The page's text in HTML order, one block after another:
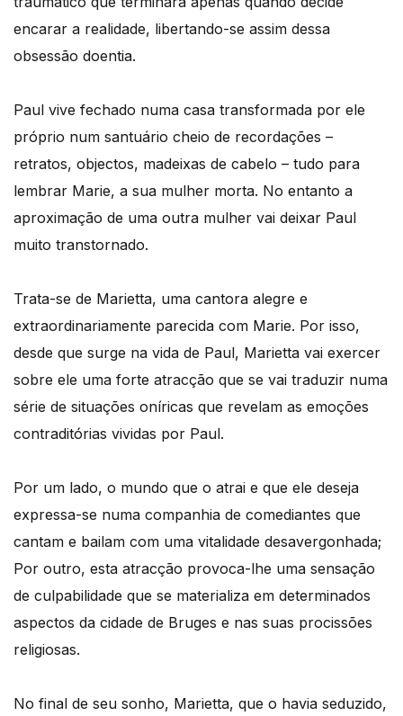
encarar a realidade, libertando-se assim dessa
obsessão doentia.
Paul vive fechado numa casa transformada por ele
próprio num santuário cheio de recordações –
retratos, objectos, madeixas de cabelo – tudo para
lembrar Marie, a sua mulher morta. No entanto a
aproximação de uma outra mulher vai deixar Paul
muito transtornado.
Trata-se de Marietta, uma cantora alegre e
extraordinariamente parecida com Marie. Por isso,
desde que surge na vida de Paul, Marietta vai exercer
sobre ele uma forte atracção que se vai traduzir numa
série de situações oníricas que revelam as emoções
contraditórias vividas por Paul.
Por um lado, o mundo que o atrai e que ele deseja
expressa-se numa companhia de comediantes que
cantam e bailam com uma vitalidade desavergonhada;
Por outro, esta atracção provoca-lhe uma sensação
de culpabilidade que se materializa em determinados
aspectos da cidade de Bruges e nas suas procissões
religiosas.
No final de seu sonho, Marietta, que o havia seduzido,